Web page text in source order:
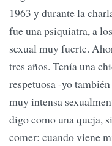
1963 y durante la
fue una psiquiatra, a
sexual muy fuerte.
tres años. Tenía una
respetuosa -yo
muy intensa
digo como una queja,
comer: cuando viene